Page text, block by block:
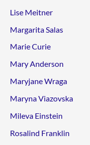
Lise Meitner
Margarita Salas
Marie Curie
Mary Anderson
Maryjane Wraga
Maryna Viazovska
Mileva Einstein
Rosalind Franklin